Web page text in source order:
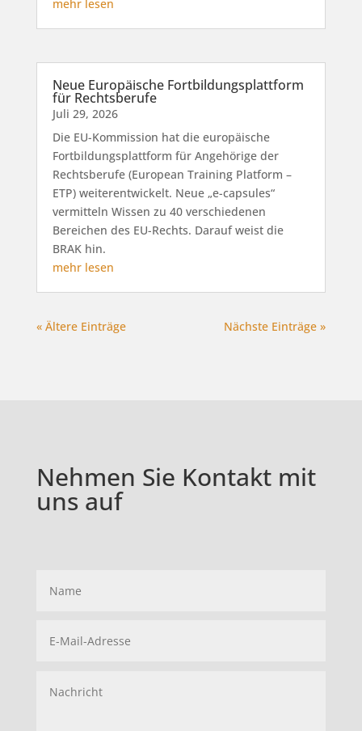
mehr lesen
Neue Europäische Fortbildungsplattform
für Rechtsberufe
Juli 29, 2026
Die EU-Kommission hat die europäische
Fortbildungsplattform für Angehörige der
Rechtsberufe (European Training Platform –
ETP) weiterentwickelt. Neue „e-capsules“
vermitteln Wissen zu 40 verschiedenen
Bereichen des EU-Rechts. Darauf weist die
BRAK hin.
mehr lesen
« Ältere Einträge Nächste Einträge »
Nehmen Sie Kontakt mit
uns auf